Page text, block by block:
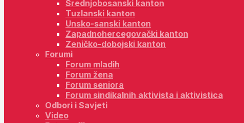
Srednjobosanski kanton
Tuzlanski kanton
Unsko-sanski kanton
Zapadnohercegovački kanton
Zeničko-dobojski kanton
Forumi
Forum mladih
Forum žena
Forum seniora
Forum sindikalnih aktivista i aktivistica
Odbori i Savjeti
Video